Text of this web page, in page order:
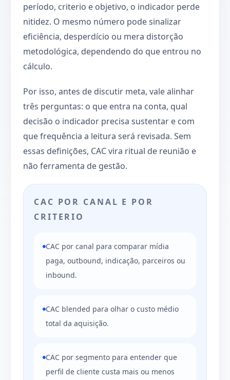
período, criterio e objetivo, o indicador perde
nitidez. O mesmo número pode sinalizar
eficiência, desperdício ou mera distorção
metodológica, dependendo do que entrou no
cálculo.
Por isso, antes de discutir meta, vale alinhar
três perguntas: o que entra na conta, qual
decisão o indicador precisa sustentar e com
que frequência a leitura será revisada. Sem
essas definições, CAC vira ritual de reunião e
não ferramenta de gestão.
CAC POR CANAL E POR
CRITERIO
CAC por canal para comparar mídia
paga, outbound, indicação, parceiros ou
inbound.
CAC blended para olhar o custo médio
total da aquisição.
CAC por segmento para entender que
perfil de cliente custa mais ou menos